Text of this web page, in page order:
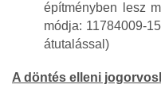
építményben lesz
módja: 11784009-
átutalással)
A döntés elleni